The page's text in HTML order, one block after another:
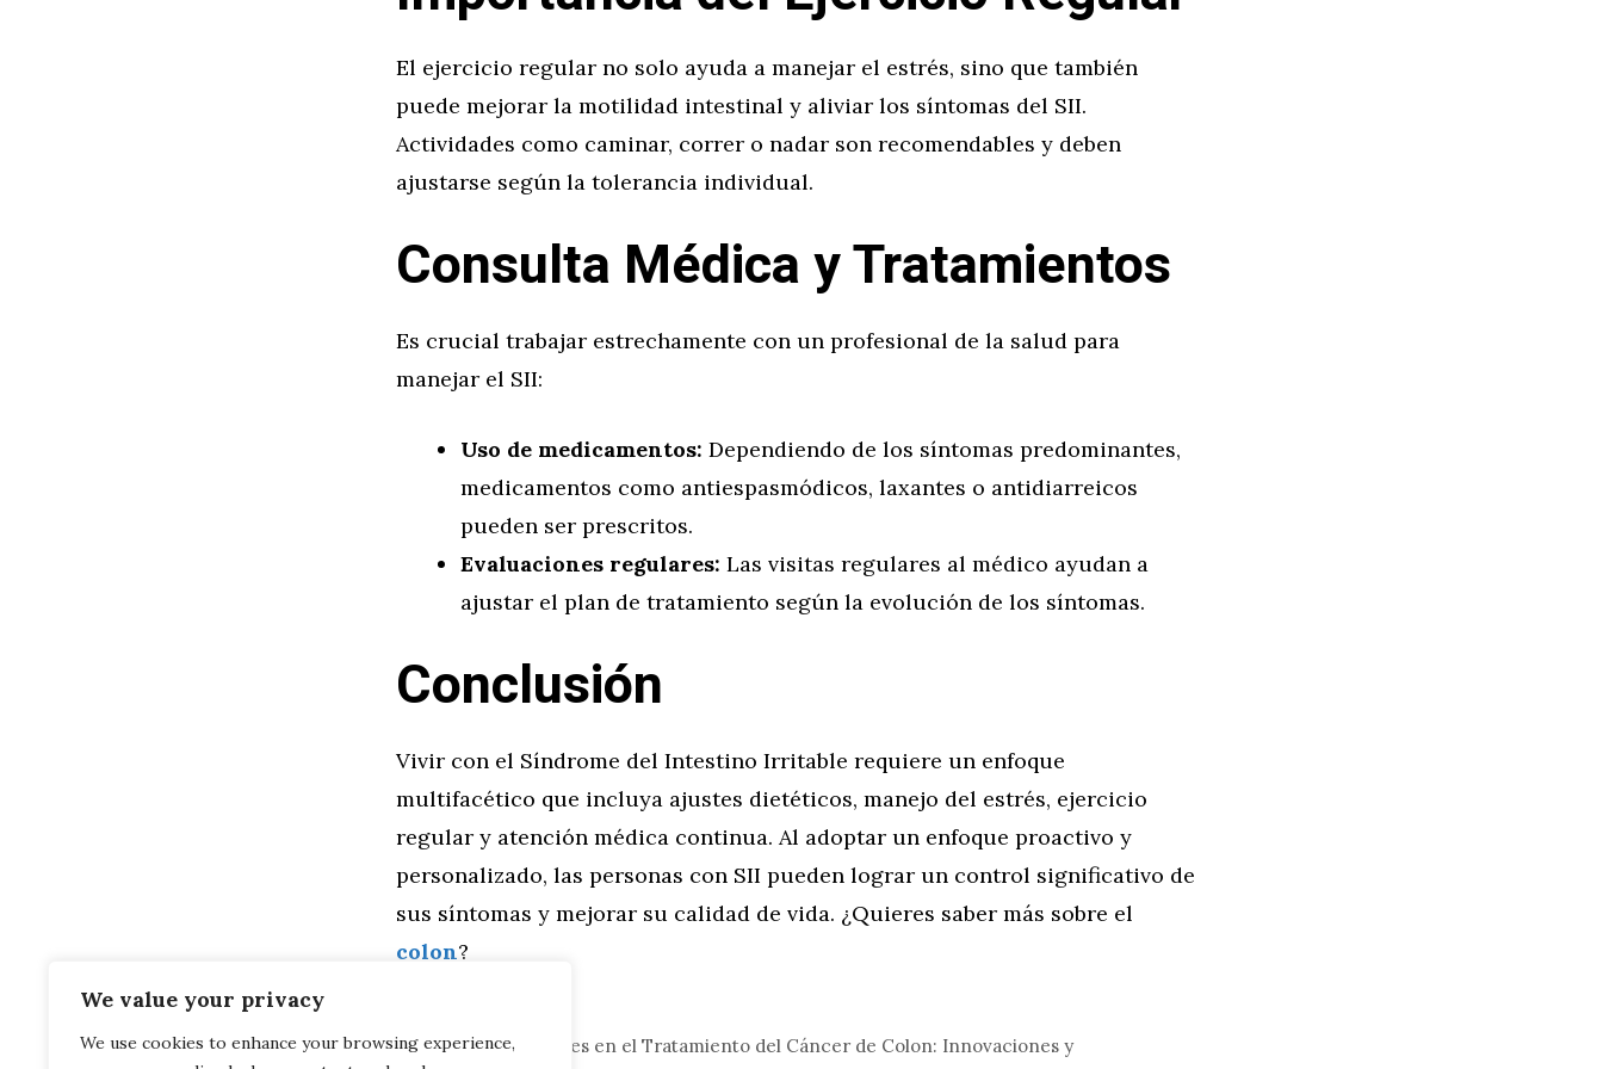
We value your privacy
We use cookies to enhance your browsing experience,
El ejercicio regular no solo ayuda a manejar el estrés, sino que también
puede mejorar la motilidad intestinal y aliviar los síntomas del SII.
Actividades como caminar, correr o nadar son recomendables y deben
ajustarse según la tolerancia individual.
Consulta Médica y Tratamientos
Es crucial trabajar estrechamente con un profesional de la salud para
manejar el SII:
Uso de medicamentos: Dependiendo de los síntomas predominantes,
medicamentos como antiespasmódicos, laxantes o antidiarreicos
pueden ser prescritos.
Evaluaciones regulares: Las visitas regulares al médico ayudan a
ajustar el plan de tratamiento según la evolución de los síntomas.
Conclusión
Vivir con el Síndrome del Intestino Irritable requiere un enfoque
multifacético que incluya ajustes dietéticos, manejo del estrés, ejercicio
regular y atención médica continua. Al adoptar un enfoque proactivo y
personalizado, las personas con SII pueden lograr un control significativo de
sus síntomas y mejorar su calidad de vida. ¿Quieres saber más sobre el
colon?
Avances Recientes en el Tratamiento del Cáncer de Colon: Innovaciones y